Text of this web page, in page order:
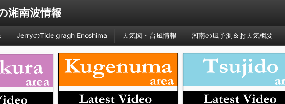
湘南波情報
JerryのTide gragh Enoshima 天気図・台風情報 湘南の風予測＆お天気概要